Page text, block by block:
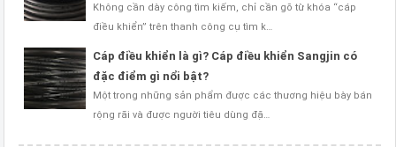
Không cần dày công tìm kiếm, chỉ cần gõ từ khóa “cáp
điều khiển” trên thanh công cụ tìm k…
Cáp điều khiển là gì? Cáp điều khiển Sangjin có
đặc điểm gì nổi bật?
Một trong những sản phẩm được các thương hiệu bày bán
rộng rãi và được người tiêu dùng đặ…